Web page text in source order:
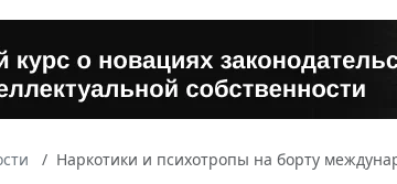
Наркотики и психотропы на борту